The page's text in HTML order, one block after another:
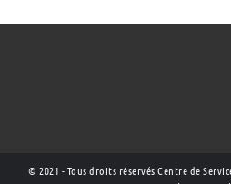
© 2021 - Tous droits réservés Centre de